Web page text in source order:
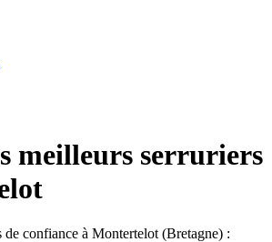
meilleurs serruriers
de confiance à Montertelot (Bretagne) :